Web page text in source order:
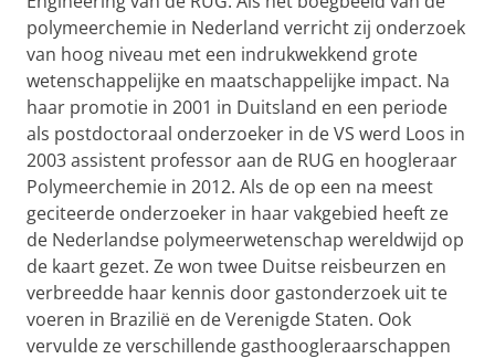
polymeerchemie in Nederland verricht zij onderzoek
van hoog niveau met een indrukwekkend grote
wetenschappelijke en maatschappelijke impact. Na
haar promotie in 2001 in Duitsland en een periode
als postdoctoraal onderzoeker in de VS werd Loos in
2003 assistent professor aan de RUG en hoogleraar
Polymeerchemie in 2012. Als de op een na meest
geciteerde onderzoeker in haar vakgebied heeft ze
de Nederlandse polymeerwetenschap wereldwijd op
de kaart gezet. Ze won twee Duitse reisbeurzen en
verbreedde haar kennis door gastonderzoek uit te
voeren in Brazilië en de Verenigde Staten. Ook
vervulde ze verschillende gasthoogleraarschappen